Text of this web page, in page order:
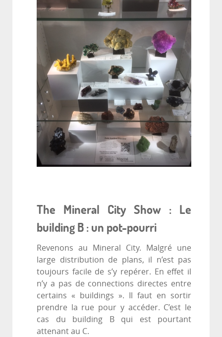
The Mineral City Show : Le
building B : un pot-pourri
Revenons au Mineral City. Malgré une
large distribution de plans, il n’est pas
toujours facile de s’y repérer. En effet il
n’y a pas de connections directes entre
certains « buildings ». Il faut en sortir
prendre la rue pour y accéder. C’est le
cas du building B qui est pourtant
attenant au C.